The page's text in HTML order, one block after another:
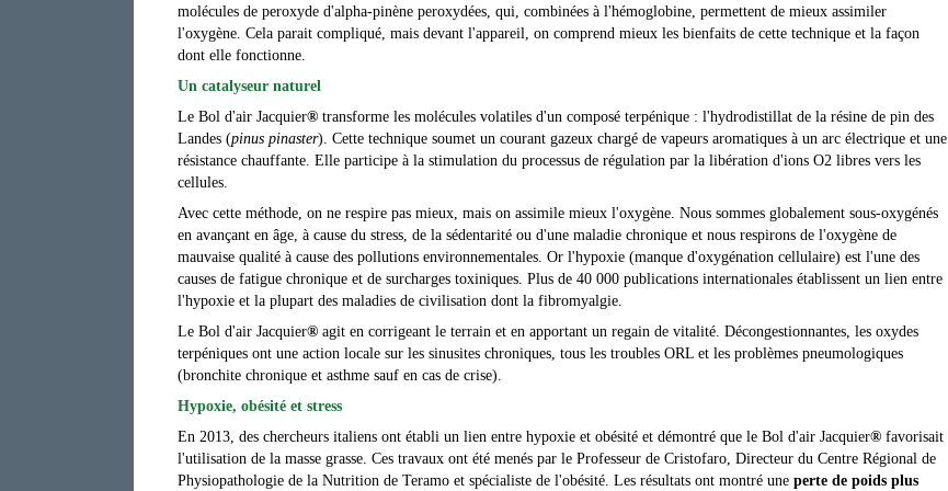
molécules de peroxyde d'alpha-pinène peroxydées, qui, combinées à l'hémoglobine, permettent de mieux assimiler
l'oxygène. Cela parait compliqué, mais devant l'appareil, on comprend mieux les bienfaits de cette technique et la façon
dont elle fonctionne.
Un catalyseur naturel
Le Bol d'air Jacquier® transforme les molécules volatiles d'un composé terpénique : l'hydrodistillat de la résine de pin des
Landes (pinus pinaster). Cette technique soumet un courant gazeux chargé de vapeurs aromatiques à un arc électrique et une
résistance chauffante. Elle participe à la stimulation du processus de régulation par la libération d'ions O2 libres vers les
cellules.
Avec cette méthode, on ne respire pas mieux, mais on assimile mieux l'oxygène. Nous sommes globalement sous-oxygénés
en avançant en âge, à cause du stress, de la sédentarité ou d'une maladie chronique et nous respirons de l'oxygène de
mauvaise qualité à cause des pollutions environnementales. Or l'hypoxie (manque d'oxygénation cellulaire) est l'une des
causes de fatigue chronique et de surcharges toxiniques. Plus de 40 000 publications internationales établissent un lien entre
l'hypoxie et la plupart des maladies de civilisation dont la fibromyalgie.
Le Bol d'air Jacquier® agit en corrigeant le terrain et en apportant un regain de vitalité. Décongestionnantes, les oxydes
terpéniques ont une action locale sur les sinusites chroniques, tous les troubles ORL et les problèmes pneumologiques
(bronchite chronique et asthme sauf en cas de crise).
Hypoxie, obésité et stress
En 2013, des chercheurs italiens ont établi un lien entre hypoxie et obésité et démontré que le Bol d'air Jacquier® favorisait
l'utilisation de la masse grasse. Ces travaux ont été menés par le Professeur de Cristofaro, Directeur du Centre Régional de
Physiopathologie de la Nutrition de Teramo et spécialiste de l'obésité. Les résultats ont montré une perte de poids plus